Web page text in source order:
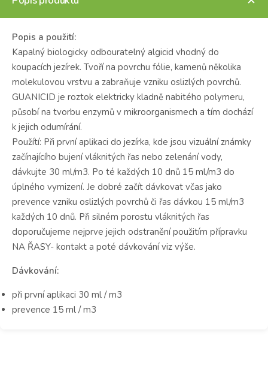
Popis a použití:
Kapalný biologicky odbouratelný algicid vhodný do
koupacích jezírek. Tvoří na povrchu fólie, kamenů několika
molekulovou vrstvu a zabraňuje vzniku oslizlých povrchů.
GUANICID je roztok elektricky kladně nabitého polymeru,
působí na tvorbu enzymů v mikroorganismech a tím dochází
k jejich odumírání.
Použítí: Při první aplikaci do jezírka, kde jsou vizuální známky
začínajícího bujení vláknitých řas nebo zelenání vody,
dávkujte 30 ml/m3. Po té každých 10 dnů 15 ml/m3 do
úplného vymizení. Je dobré začít dávkovat včas jako
prevence vzniku oslizlých povrchů či řas dávkou 15 ml/m3
každých 10 dnů. Při silném porostu vláknitých řas
doporučujeme nejprve jejich odstranění použitím přípravku
NA ŘASY- kontakt a poté dávkování viz výše.
Dávkování:
při první aplikaci 30 ml / m3
prevence 15 ml / m3